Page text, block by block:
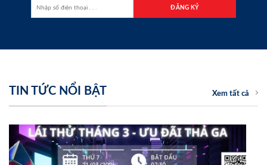
TIN TỨC NỔI BẬT Xem tất cả